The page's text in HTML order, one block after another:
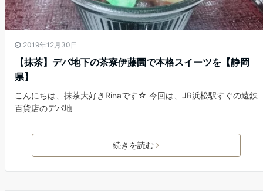
2019年12月30日
【抹茶】デパ地下の茶寮伊藤園で本格スイーツを【静岡
県】
こんにちは、抹茶大好きRinaです☆ 今回は、JR浜松駅すぐの遠鉄
百貨店のデパ地
続きを読む